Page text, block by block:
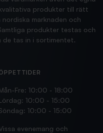
produkter till rätt
marknaden och
produkter testas och
de tas in i sortimentet.
Fre: 10:00 - 18:00
10:00 - 15:00
10:00 - 15:00
evenemang och